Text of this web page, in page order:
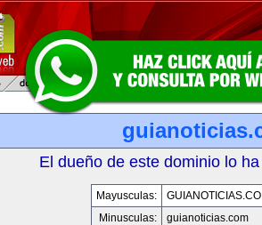
El dueño de este dominio lo
Mayusculas:
Minusculas:
guianoticias.com